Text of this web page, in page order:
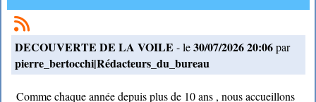
DECOUVERTE DE LA VOILE - le30/07/2026 20:06par
pierre_bertocchi|Rédacteurs_du_bureau
Comme chaque année depuis plus de 10 ans , nous accueillons